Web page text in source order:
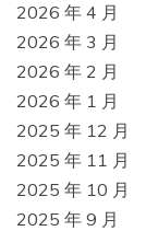
2026 年 4 月
2026 年 3 月
2026 年 2 月
2026 年 1 月
2025 年 12 月
2025 年 11 月
2025 年 10 月
2025 年 9 月